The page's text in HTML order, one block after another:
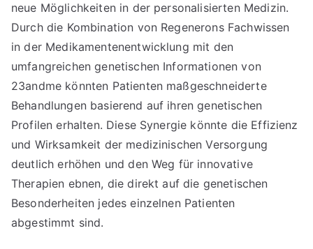
neue Möglichkeiten in der personalisierten Medizin.
Durch die Kombination von Regenerons Fachwissen
in der Medikamentenentwicklung mit den
umfangreichen genetischen Informationen von
23andme könnten Patienten maßgeschneiderte
Behandlungen basierend auf ihren genetischen
Profilen erhalten. Diese Synergie könnte die Effizienz
und Wirksamkeit der medizinischen Versorgung
deutlich erhöhen und den Weg für innovative
Therapien ebnen, die direkt auf die genetischen
Besonderheiten jedes einzelnen Patienten
abgestimmt sind.